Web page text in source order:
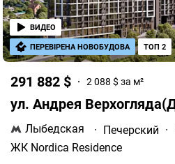
Агентства недвижимости в
291 882 $ 2 088 $ за м²
ул. Андрея
Лыбедская · Печерский ·
ЖК Nordica Residence
ВИДЕО
ПЕРЕВІРЕНА НОВОБУДОВА ТОП 2